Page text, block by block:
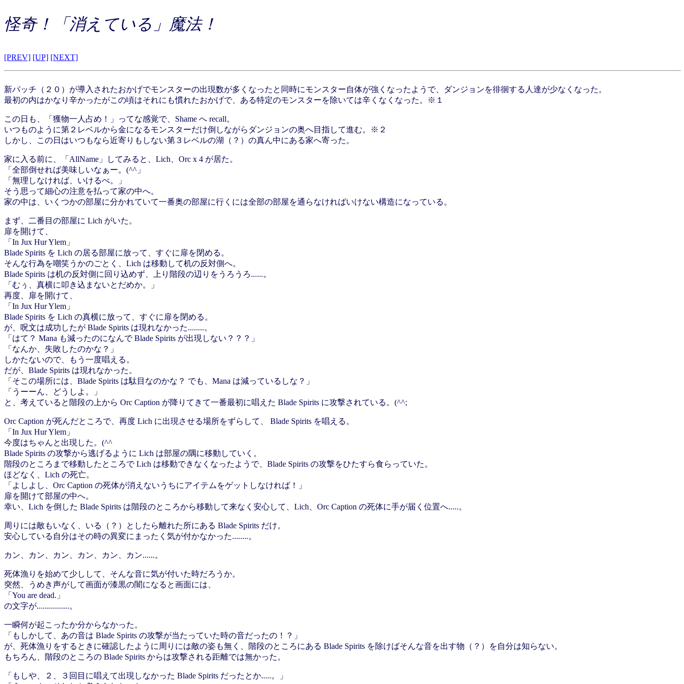
怪奇！「消えている」魔法！
[PREV] [UP] [NEXT]
新パッチ（２０）が導入されたおかげでモンスターの出現数が多くなったと同時にモンスター自体が強くなったようで、ダンジョンを徘徊する人達が少なくなった。
最初の内はかなり辛かったがこの頃はそれにも慣れたおかげで、ある特定のモンスターを除いては辛くなくなった。※１
この日も、「獲物一人占め！」ってな感覚で、Shame へ recall。
いつものように第２レベルから金になるモンスターだけ倒しながらダンジョンの奥へ目指して進む。※２
しかし、この日はいつもなら近寄りもしない第３レベルの湖（？）の真ん中にある家へ寄った。
家に入る前に、「AllName」してみると、Lich、Orc x 4 が居た。
「全部倒せれば美味しいなぁー。(^^」
「無理しなければ、いけるべ。」
そう思って細心の注意を払って家の中へ。
家の中は、いくつかの部屋に分かれていて一番奥の部屋に行くには全部の部屋を通らなければいけない構造になっている。
まず、二番目の部屋に Lich がいた。
扉を開けて、
「In Jux Hur Ylem」
Blade Spirits を Lich の居る部屋に放って、すぐに扉を閉める。
そんな行為を嘲笑うかのごとく、Lich は移動して机の反対側へ。
Blade Spirits は机の反対側に回り込めず、上り階段の辺りをうろうろ......。
「むぅ、真横に叩き込まないとだめか。」
再度、扉を開けて、
「In Jux Hur Ylem」
Blade Spirits を Lich の真横に放って、すぐに扉を閉める。
が、呪文は成功したが Blade Spirits は現れなかった........。
「はて？ Mana も減ったのになんで Blade Spirits が出現しない？？？」
「なんか、失敗したのかな？」
しかたないので、もう一度唱える。
だが、Blade Spirits は現れなかった。
「そこの場所には、Blade Spirits は駄目なのかな？ でも、Mana は減っているしな？」
「うーーん、どうしよ。」
と、考えていると階段の上から Orc Caption が降りてきて一番最初に唱えた Blade Spirits に攻撃されている。(^^;
Orc Caption が死んだところで、再度 Lich に出現させる場所をずらして、 Blade Spirits を唱える。
「In Jux Hur Ylem」
今度はちゃんと出現した。(^^
Blade Spirits の攻撃から逃げるように Lich は部屋の隅に移動していく。
階段のところまで移動したところで Lich は移動できなくなったようで、Blade Spirits の攻撃をひたすら食らっていた。
ほどなく、Lich の死亡。
「よしよし、Orc Caption の死体が消えないうちにアイテムをゲットしなければ！」
扉を開けて部屋の中へ。
幸い、Lich を倒した Blade Spirits は階段のところから移動して来なく安心して、Lich、Orc Caption の死体に手が届く位置へ.....。
周りには敵もいなく、いる（？）としたら離れた所にある Blade Spirits だけ。
安心している自分はその時の異変にまったく気が付かなかった........。
カン、カン、カン、カン、カン、カン......。
死体漁りを始めて少しして、そんな音に気が付いた時だろうか。
突然、うめき声がして画面が漆黒の闇になると画面には、
「You are dead.」
の文字が................。
一瞬何が起こったか分からなかった。
「もしかして、あの音は Blade Spirits の攻撃が当たっていた時の音だったの！？」
が、死体漁りをするときに確認したように周りには敵の姿も無く、階段のところにある Blade Spirits を除けばそんな音を出す物（？）を自分は知らない。
もちろん、階段のところの Blade Spirits からは攻撃される距離では無かった。
「もしや、２、３回目に唱えて出現しなかった Blade Spirits だったとか.....。」